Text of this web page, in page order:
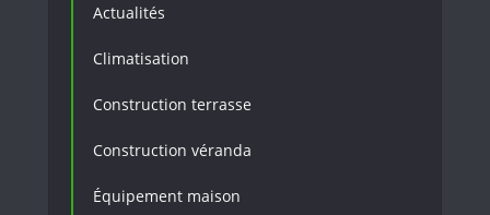
Actualités
Climatisation
Construction terrasse
Construction véranda
Équipement maison